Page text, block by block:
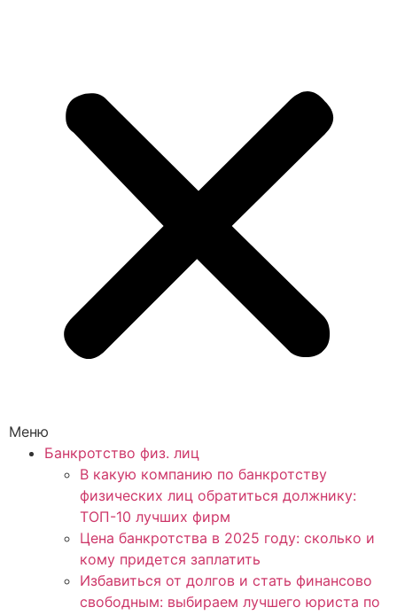
Меню
Банкротство физ. лиц
В какую компанию по банкротству
физических лиц обратиться должнику:
ТОП-10 лучших фирм
Цена банкротства в 2025 году: сколько и
кому придется заплатить
Избавиться от долгов и стать финансово
свободным: выбираем лучшего юриста по